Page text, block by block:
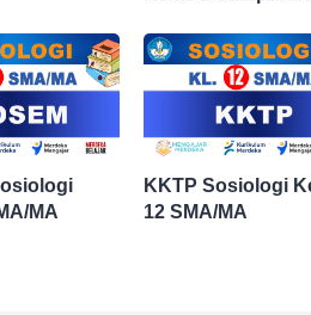
Pelajaran
MA
KKTP Sosiologi
12 SMA/MA